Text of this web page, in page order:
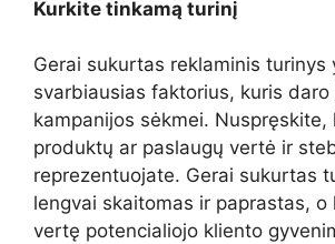
Kurkite tinkamą turinį
Gerai sukurtas reklaminis turinys
svarbiausias faktorius, kuris daro
kampanijos sėkmei. Nuspręskite,
produktų ar paslaugų vertė ir
reprezentuojate. Gerai sukurtas
lengvai skaitomas ir paprastas, o
vertę potencialiojo kliento